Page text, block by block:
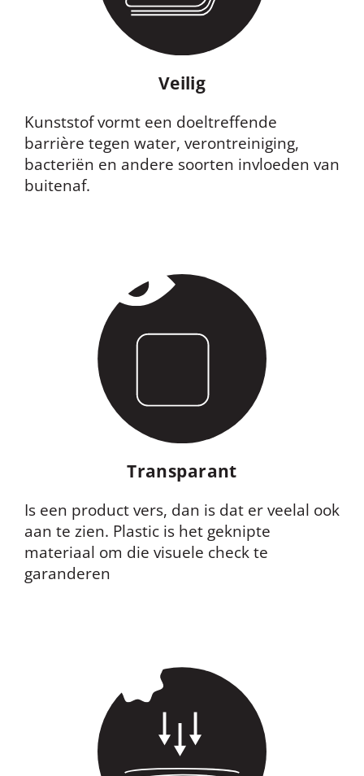
Veilig
Kunststof vormt een doeltreffende
barrière tegen water, verontreiniging,
bacteriën en andere soorten invloeden van
buitenaf.
Transparant
Is een product vers, dan is dat er veelal ook
aan te zien. Plastic is het geknipte
materiaal om die visuele check te
garanderen